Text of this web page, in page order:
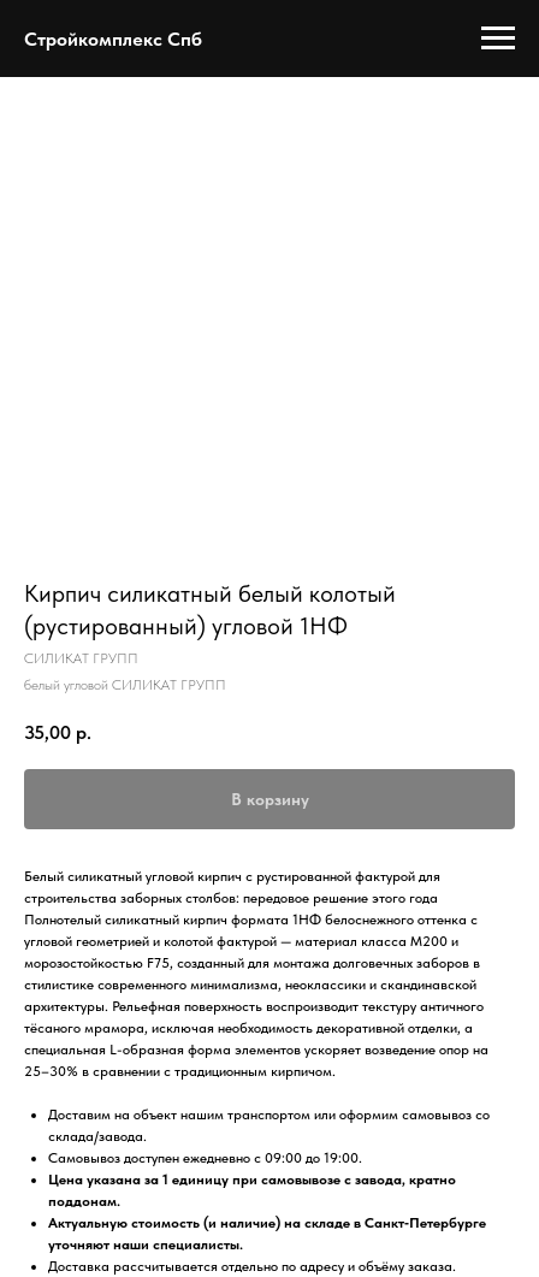
Стройкомплекс Спб
Кирпич силикатный белый колотый
(рустированный) угловой 1НФ
СИЛИКАТ ГРУПП
белый угловой СИЛИКАТ ГРУПП
35,00 р.
В корзину
Белый силикатный угловой кирпич с рустированной фактурой для
строительства заборных столбов: передовое решение этого года
Полнотелый силикатный кирпич формата 1НФ белоснежного оттенка с
угловой геометрией и колотой фактурой — материал класса М200 и
морозостойкостью F75, созданный для монтажа долговечных заборов в
стилистике современного минимализма, неоклассики и скандинавской
архитектуры. Рельефная поверхность воспроизводит текстуру античного
тёсаного мрамора, исключая необходимость декоративной отделки, а
специальная L-образная форма элементов ускоряет возведение опор на
25–30% в сравнении с традиционным кирпичом.
Доставим на объект нашим транспортом или оформим самовывоз со
склада/завода.
Самовывоз доступен ежедневно с 09:00 до 19:00.
Цена указана за 1 единицу при самовывозе с завода, кратно
поддонам.
Актуальную стоимость (и наличие) на складе в Санкт‑Петербурге
уточняют наши специалисты.
Доставка рассчитывается отдельно по адресу и объёму заказа.